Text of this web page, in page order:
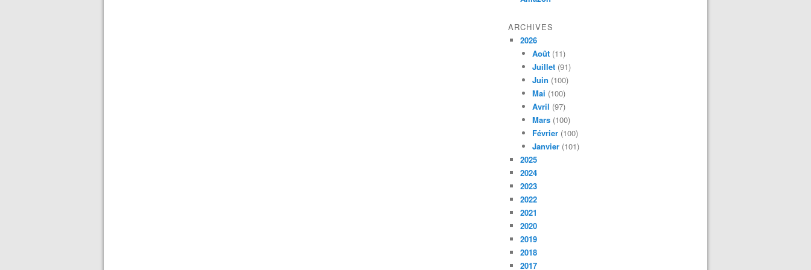
ARCHIVES
2026
Août (11)
Juillet (91)
Juin (100)
Mai (100)
Avril (97)
Mars (100)
Février (100)
Janvier (101)
2025
2024
2023
2022
2021
2020
2019
2018
2017